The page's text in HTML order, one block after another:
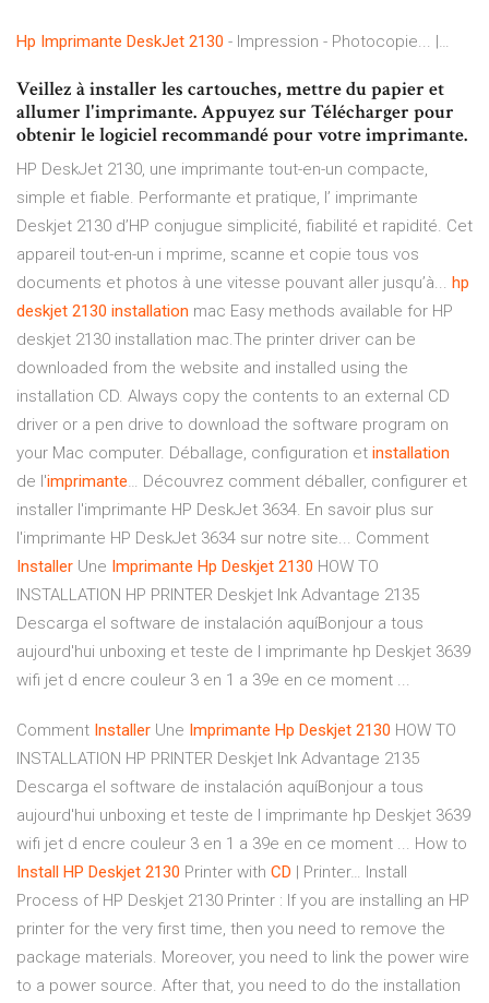
Hp Imprimante DeskJet 2130 - Impression - Photocopie... |…
Veillez à installer les cartouches, mettre du papier et
allumer l'imprimante. Appuyez sur Télécharger pour
obtenir le logiciel recommandé pour votre imprimante.
HP DeskJet 2130, une imprimante tout-en-un compacte,
simple et fiable. Performante et pratique, l’ imprimante
Deskjet 2130 d’HP conjugue simplicité, fiabilité et rapidité. Cet
appareil tout-en-un i mprime, scanne et copie tous vos
documents et photos à une vitesse pouvant aller jusqu’à... hp
deskjet 2130 installation mac Easy methods available for HP
deskjet 2130 installation mac.The printer driver can be
downloaded from the website and installed using the
installation CD. Always copy the contents to an external CD
driver or a pen drive to download the software program on
your Mac computer. Déballage, configuration et installation
de l'imprimante… Découvrez comment déballer, configurer et
installer l'imprimante HP DeskJet 3634. En savoir plus sur
l'imprimante HP DeskJet 3634 sur notre site... Comment
Installer Une Imprimante Hp Deskjet 2130 HOW TO
INSTALLATION HP PRINTER Deskjet Ink Advantage 2135
Descarga el software de instalación aquíBonjour a tous
aujourd'hui unboxing et teste de l imprimante hp Deskjet 3639
wifi jet d encre couleur 3 en 1 a 39e en ce moment ...
Comment Installer Une Imprimante Hp Deskjet 2130 HOW TO
INSTALLATION HP PRINTER Deskjet Ink Advantage 2135
Descarga el software de instalación aquíBonjour a tous
aujourd'hui unboxing et teste de l imprimante hp Deskjet 3639
wifi jet d encre couleur 3 en 1 a 39e en ce moment ... How to
Install
HP Deskjet 2130 Printer with CD | Printer… Install
Process of HP Deskjet 2130 Printer : If you are installing an HP
printer for the very first time, then you need to remove the
package materials. Moreover, you need to link the power wire
to a power source. After that, you need to do the installation